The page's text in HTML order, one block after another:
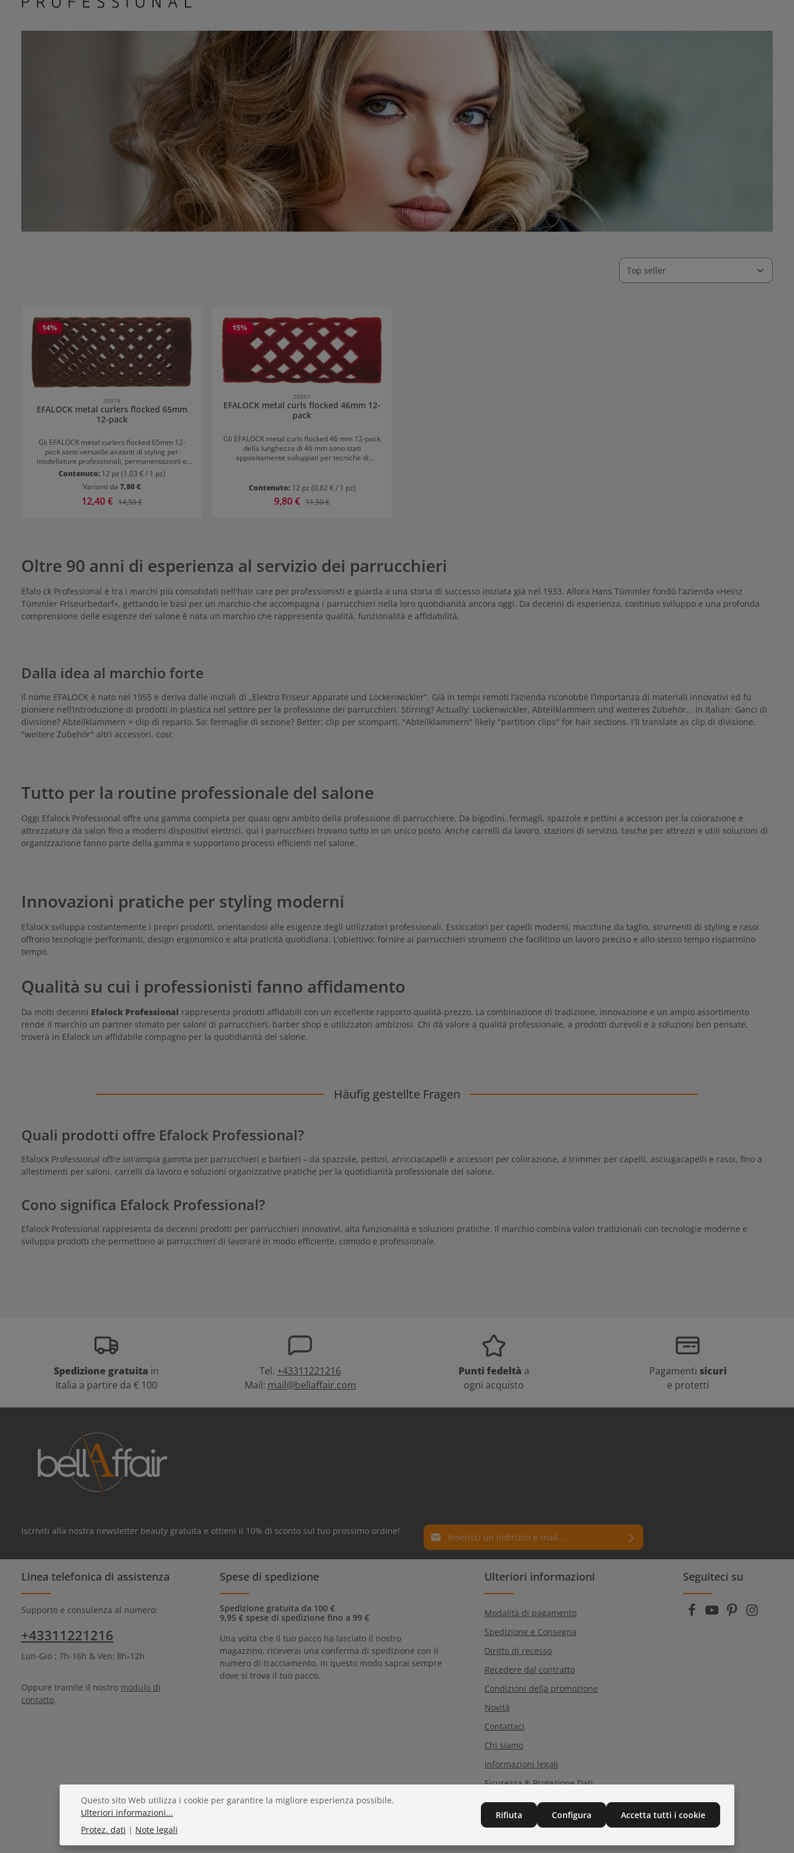
14%
20074
EFALOCK metal curlers flocked 65mm
12-pack
Gli EFALOCK metal curlers flocked 65mm 12-
pack sono versatile aiutanti di styling per
modellature professionali, permanentazioni e
classici stili di ricci. A seconda del diametro
scelto, offrono risultati che vanno da onde
morbide a look voluminosi fino a ricci definiti. La
superficie vellutata assicura una presa sicura
sulle ciocche e supporta una disposizione di
Sono adatti a diverse lunghezze di capelli e
offrono le condizioni ottimali per styling precisi e
Contenuto: 12 pz (1,03 € / 1 pz)
Varianti da 7,80 €
Prezzo di vendita:
12,40 € Prezzo normale:
14,50 €
15%
20001
EFALOCK metal curls flocked 46mm 12-
pack
Gli EFALOCK metal curls flocked 46 mm 12-pack
della lunghezza di 46 mm sono stati
appositamente sviluppati per tecniche di
creare schemi di ricci personalizzati – da ricci
piccoli ed elastici a forme più morbide con
movimento naturale. La superficie folata
metallo supportano un risultato di avvolgimento
uniforme e si distinguono per una lavorazione
saloni e per styling impegnativi.
Contenuto: 12 pz (0,82 € / 1 pz)
Prezzo di vendita:
9,80 € Prezzo normale:
11,50 €
Oltre 90 anni di esperienza al servizio dei parrucchieri
Efalo ck Professional è tra i marchi più consolidati nell'hair care per professionisti e guarda a una storia di successo iniziata già nel 1933. Allora Hans Tümmler fondò l'azienda «Heinz
Tümmler Friseurbedarf», gettando le basi per un marchio che accompagna i parrucchieri nella loro quotidianità ancora oggi. Da decenni di esperienza, continuo sviluppo e una profonda
comprensione delle esigenze del salone è nata un marchio che rappresenta qualità, funzionalità e affidabilità.
Dalla idea al marchio forte
Il nome EFALOCK è nato nel 1955 e deriva dalle iniziali di „Elektro Friseur Apparate und Lockenwickler“. Già in tempi remoti l’azienda riconobbe l’importanza di materiali innovativi ed fu
pioniere nell’introduzione di prodotti in plastica nel settore per la professione dei parrucchieri. Stirring? Actually: Lockenwickler, Abteilklammern und weiteres Zubehör... In Italian: Ganci di
divisione? Abteilklammern = clip di reparto. So: fermaglie di sezione? Better: clip per scomparti. "Abteilklammern" likely "partition clips" for hair sections. I'll translate as clip di divisione.
"weitere Zubehör" altri accessori. cosi:
Tutto per la routine professionale del salone
Oggi Efalock Professional offre una gamma completa per quasi ogni ambito della professione di parrucchiere. Da bigodini, fermagli, spazzole e pettini a accessori per la colorazione e
attrezzature da salon fino a moderni dispositivi elettrici, qui i parrucchieri trovano tutto in un unico posto. Anche carrelli da lavoro, stazioni di servizio, tasche per attrezzi e utili soluzioni di
organizzazione fanno parte della gamma e supportano processi efficienti nel salone.
Innovazioni pratiche per styling moderni
Efalock sviluppa costantemente i propri prodotti, orientandosi alle esigenze degli utilizzatori professionali. Essiccatori per capelli moderni, macchine da taglio, strumenti di styling e rasoi
offrono tecnologie performanti, design ergonomico e alta praticità quotidiana. L’obiettivo: fornire ai parrucchieri strumenti che facilitino un lavoro preciso e allo stesso tempo risparmino
tempo.
Qualità su cui i professionisti fanno affidamento
Da molti decenni Efalock Professional rappresenta prodotti affidabili con un eccellente rapporto qualità-prezzo. La combinazione di tradizione, innovazione e un ampio assortimento
rende il marchio un partner stimato per saloni di parrucchieri, barber shop e utilizzatori ambiziosi. Chi dà valore a qualità professionale, a prodotti durevoli e a soluzioni ben pensate,
troverà in Efalock un affidabile compagno per la quotidianità del salone.
Häufig gestellte Fragen
Quali prodotti offre Efalock Professional?
Efalock Professional offre un'ampia gamma per parrucchieri e barbieri – da spazzole, pettini, arricciacapelli e accessori per colorazione, a trimmer per capelli, asciugacapelli e rasoi, fino a
allestimenti per saloni, carrelli da lavoro e soluzioni organizzative pratiche per la quotidianità professionale del salone.
Cono significa Efalock Professional?
Efalock Professional rappresenta da decenni prodotti per parrucchieri innovativi, alta funzionalità e soluzioni pratiche. Il marchio combina valori tradizionali con tecnologie moderne e
sviluppa prodotti che permettono ai parrucchieri di lavorare in modo efficiente, comodo e professionale.
Spedizione gratuita in
Italia a partire da € 100
Tel. +43311221216
Mail: mail@bellaffair.com
Punti fedeltà a
ogni acquisto
Pagamenti sicuri
e protetti
Iscriviti alla nostra newsletter beauty gratuita e ottieni il 10% di sconto sul tuo prossimo ordine! Indirizzo e-mail*
Protez. dati
Selezionando continua confermi di aver letto la nostra
informativa sullaprotezione dei dati
I campi contrassegnati con un asterisco (*) sono campi
Linea telefonica di assistenza
Supporto e consulenza al numero:
+43311221216
Lun-Gio : 7h-16h & Ven: 8h-12h
Oppure tramite il nostro modulo di
contatto.
Spese di spedizione
Spedizione gratuita da 100 €
9,95 € spese di spedizione fino a 99 €
Una volta che il tuo pacco ha lasciato il nostro
magazzino, riceverai una conferma di spedizione con il
numero di tracciamento. In questo modo saprai sempre
dove si trova il tuo pacco.
Ulteriori informazioni
Modalità di pagamento
Spedizione e Consegna
Diritto di recesso
Recedere dal contratto
Condizioni della promozione
Novità
Contattaci
Chi siamo
Informazioni legali
Sicurezza & Protezione Dati
CGV
Aiuto & FAQ
Seguiteci su
Questo sito Web utilizza i cookie per garantire la migliore esperienza possibile.
Ulteriori informazioni...
Protez. dati | Note legali
Rifiuta Configura Accetta tutti i cookie